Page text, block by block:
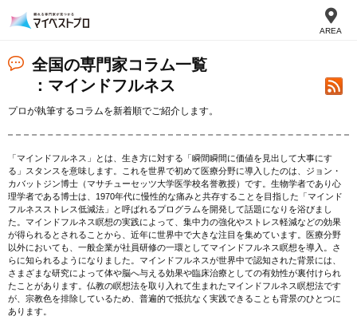
AREA
全国の専門家コラム一覧
：マインドフルネス
プロが執筆するコラムを新着順でご紹介します。
「マインドフルネス」とは、生き方に対する「瞬間瞬間に価値を見出して大事にす
る」スタンスを意味します。これを世界で初めて医療分野に導入したのは、ジョン・
カバットジン博士（マサチューセッツ大学医学校名誉教授）です。生物学者であり心
理学者である博士は、1970年代に慢性的な痛みと共存することを目指した「マインド
フルネスストレス低減法」と呼ばれるプログラムを開発して話題になりを浴びまし
た。マインドフルネス瞑想の実践によって、集中力の強化やストレス軽減などの効果
が得られるとされることから、近年に世界中で大きな注目を集めています。医療分野
以外においても、一般企業が社員研修の一環としてマインドフルネス瞑想を導入。さ
らに知られるようになりました。マインドフルネスが世界中で認知された背景には、
さまざまな研究によって体や脳へ与える効果や臨床治療としての有効性が裏付けられ
たことがあります。仏教の瞑想法を取り入れて生まれたマインドフルネス瞑想法です
が、宗教色を排除しているため、普遍的で抵抗なく実践できることも背景のひとつに
あります。